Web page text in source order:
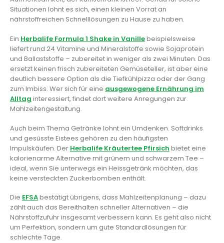
Situationen lohnt es sich, einen kleinen Vorrat an
nährstoffreichen Schnelllösungen zu Hause zu haben.
Ein Herbalife Formula 1 Shake in Vanillebeispielsweise
liefert rund 24 Vitamine und Mineralstoffe sowie Sojaprotein
und Ballaststoffe – zubereitet in weniger als zwei Minuten. Das
ersetzt keinen frisch zubereiteten Gemüseteller, ist aber eine
deutlich bessere Option als die Tiefkühlpizza oder der Gang
zum Imbiss. Wer sich für eine ausgewogene Ernährung im
Alltag interessiert, findet dort weitere Anregungen zur
Mahlzeitengestaltung.
Auch beim Thema Getränke lohnt ein Umdenken. Softdrinks
und gesüsste Eistees gehören zu den häufigsten
Impulskäufen. Der Herbalife Kräutertee Pfirsich bietet eine
kalorienarme Alternative mit grünem und schwarzem Tee –
ideal, wenn Sie unterwegs ein Heissgetränk möchten, das
keine versteckten Zuckerbomben enthält.
Die EFSAbestätigt übrigens, dass Mahlzeitenplanung – dazu
zählt auch das Bereithalten schneller Alternativen – die
Nährstoffzufuhr insgesamt verbessern kann. Es geht also nicht
um Perfektion, sondern um gute Standardlösungen für
schlechte Tage.